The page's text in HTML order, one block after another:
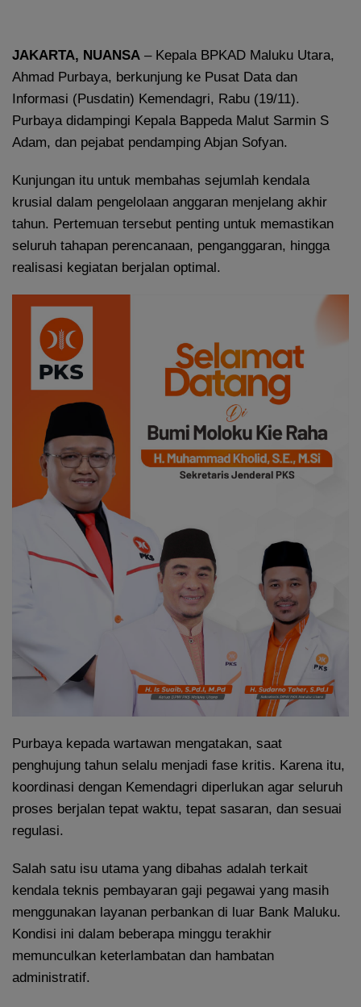
JAKARTA, NUANSA – Kepala BPKAD Maluku Utara,
Ahmad Purbaya, berkunjung ke Pusat Data dan
Informasi (Pusdatin) Kemendagri, Rabu (19/11).
Purbaya didampingi Kepala Bappeda Malut Sarmin S
Adam, dan pejabat pendamping Abjan Sofyan.
Kunjungan itu untuk membahas sejumlah kendala
krusial dalam pengelolaan anggaran menjelang akhir
tahun. Pertemuan tersebut penting untuk memastikan
seluruh tahapan perencanaan, penganggaran, hingga
realisasi kegiatan berjalan optimal.
Purbaya kepada wartawan mengatakan, saat
penghujung tahun selalu menjadi fase kritis. Karena itu,
koordinasi dengan Kemendagri diperlukan agar seluruh
proses berjalan tepat waktu, tepat sasaran, dan sesuai
regulasi.
Salah satu isu utama yang dibahas adalah terkait
kendala teknis pembayaran gaji pegawai yang masih
menggunakan layanan perbankan di luar Bank Maluku.
Kondisi ini dalam beberapa minggu terakhir
memunculkan keterlambatan dan hambatan
administratif.